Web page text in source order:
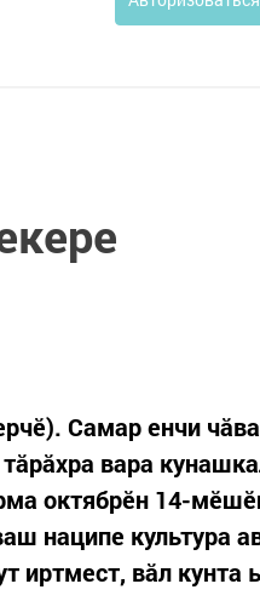
Самар енчи
вара
октябрӗн 14-
наципе культура
иртмест, вăл кунта